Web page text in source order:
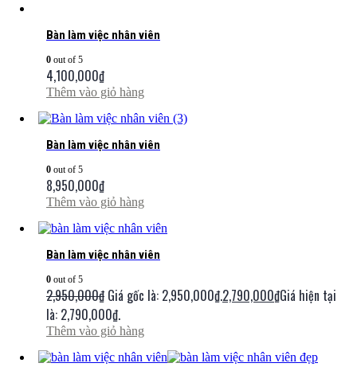
Bàn làm việc nhân viên
0 out of 5
4,100,000₫
Thêm vào giỏ hàng
Bàn làm việc nhân viên
0 out of 5
8,950,000₫
Thêm vào giỏ hàng
Bàn làm việc nhân viên
0 out of 5
2,950,000₫ Giá gốc là: 2,950,000₫.2,790,000₫Giá hiện tại
là: 2,790,000₫.
Thêm vào giỏ hàng